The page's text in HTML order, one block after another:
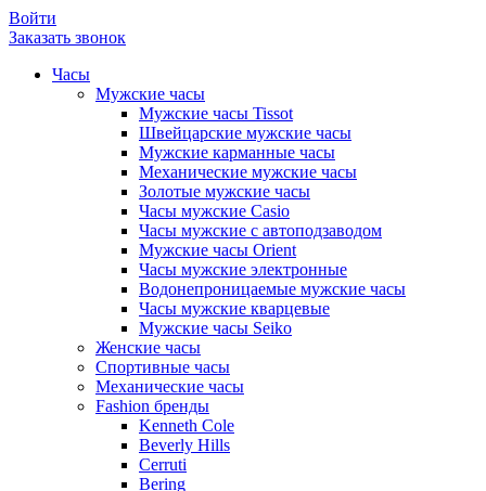
Войти
Заказать звонок
Часы
Мужские часы
Мужские часы Tissot
Швейцарские мужские часы
Мужские карманные часы
Механические мужские часы
Золотые мужские часы
Часы мужские Casio
Часы мужские с автоподзаводом
Мужские часы Orient
Часы мужские электронные
Водонепроницаемые мужские часы
Часы мужские кварцевые
Мужские часы Seiko
Женские часы
Спортивные часы
Механические часы
Fashion бренды
Kenneth Cole
Beverly Hills
Cerruti
Bering